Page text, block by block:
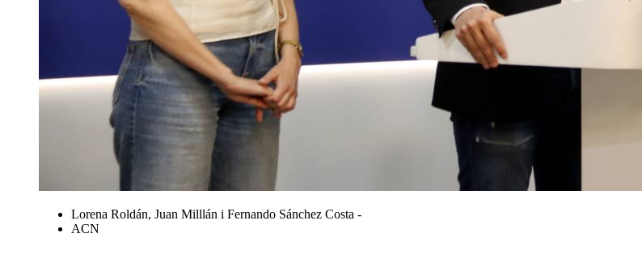
Lorena Roldán, Juan Milllán i Fernando Sánchez Costa -
ACN